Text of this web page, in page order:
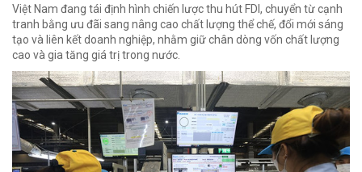
Việt Nam đang tái định hình chiến lược thu hút FDI, chuyển từ cạnh
tranh bằng ưu đãi sang nâng cao chất lượng thể chế, đổi mới sáng
tạo và liên kết doanh nghiệp, nhằm giữ chân dòng vốn chất lượng
cao và gia tăng giá trị trong nước.